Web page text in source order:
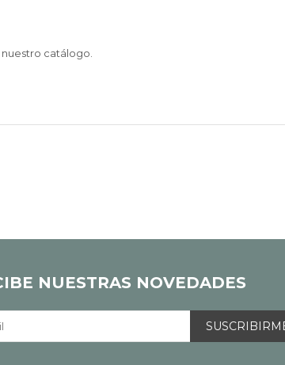
catálogo.
NUESTRAS NOVEDADES